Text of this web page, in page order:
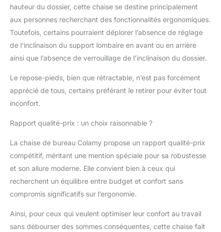
personnalisé pour les
utilisateurs de toutes
tailles. Repose-pieds
intégré pour un travail
bureau ergonomique
pieds caché qui
soulève facilement vos
êtes assis longtemps.
heures de travail ou les
pauses détendues -
Votre bien-être est au
FONCTION 2 EN 1 :
VERROUILLE
RÉGLAGE DE LA
HAUTEUR - Avec un
hauteur du dossier, cette chaise se destine principalement
aux personnes recherchant des fonctionnalités ergonomiques.
Toutefois, certains pourraient déplorer l’absence de réglage
de l’inclinaison du support lombaire en avant ou en arrière
ainsi que l’absence de verrouillage de l’inclinaison du dossier.
Le repose-pieds, bien que rétractable, n’est pas forcément
apprécié de tous, certains préférant le retirer pour éviter tout
inconfort.
Rapport qualité-prix : un choix raisonnable ?
La chaise de bureau Colamy propose un rapport qualité-prix
compétitif, méritant une mention spéciale pour sa robustesse
et son allure moderne. Elle convient bien à ceux qui
recherchent un équilibre entre budget et confort sans
compromis significatifs sur l’ergonomie.
Ainsi, pour ceux qui veulent optimiser leur confort au travail
sans débourser des sommes conséquentes, cette chaise fait